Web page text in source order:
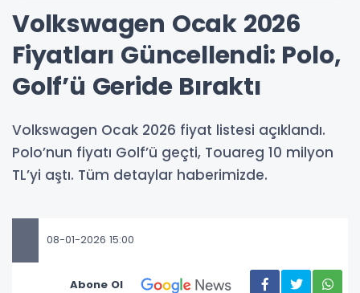
Volkswagen Ocak 2026
Fiyatları Güncellendi: Polo,
Golf’ü Geride Bıraktı
Volkswagen Ocak 2026 fiyat listesi açıklandı.
Polo’nun fiyatı Golf’ü geçti, Touareg 10 milyon
TL’yi aştı. Tüm detaylar haberimizde.
08-01-2026 15:00
Abone Ol